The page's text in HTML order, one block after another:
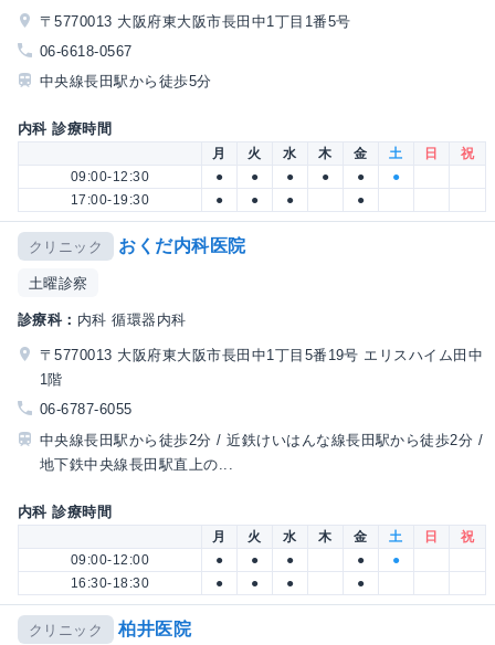
〒5770013 大阪府東大阪市長田中1丁目1番5号
06-6618-0567
中央線長田駅から徒歩5分
内科 診療時間
月 火 水 木 金 土 日
祝
09:00-12:30
● ● ● ● ●
●
17:00-19:30
● ● ● ●
クリニック おくだ内科医院
土曜診察
診療科： 内科 循環器内科
〒5770013 大阪府東大阪市長田中1丁目5番19号 エリスハイム田中
1階
06-6787-6055
中央線長田駅から徒歩2分 / 近鉄けいはんな線長田駅から徒歩2分 /
地下鉄中央線長田駅直上の...
内科 診療時間
月 火 水 木 金 土 日
祝
09:00-12:00
● ● ● ●
●
16:30-18:30
● ● ● ●
クリニック 柏井医院